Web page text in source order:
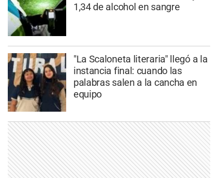
1,34 de alcohol en sangre
"La Scaloneta literaria" llegó a la
instancia final: cuando las
palabras salen a la cancha en
equipo